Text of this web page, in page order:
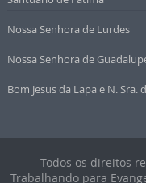
Nossa Senhora de Lurdes
Nossa Senhora de
Bom Jesus da Lapa e N. Sra.
Todos os direitos
Trabalhando para